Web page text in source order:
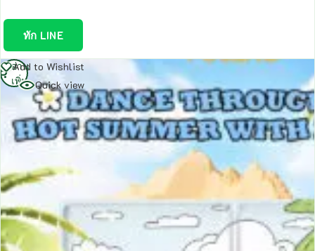
ทัก LINE
Add to Wishlist
Quick view
อ่าน
เพิ่ม